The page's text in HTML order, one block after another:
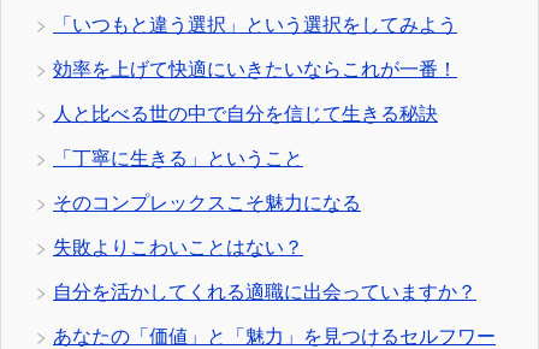
「いつもと違う選択」という選択をしてみよう
効率を上げて快適にいきたいならこれが一番！
人と比べる世の中で自分を信じて生きる秘訣
「丁寧に生きる」ということ
そのコンプレックスこそ魅力になる
失敗よりこわいことはない？
自分を活かしてくれる適職に出会っていますか？
あなたの「価値」と「魅力」を見つけるセルフワー